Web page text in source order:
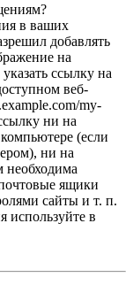
в ваших
добавлять
на
ссылку на
веб-
my-
ни на
(если
ни на
необходима
ящики
сайты и т. п.
используйте в